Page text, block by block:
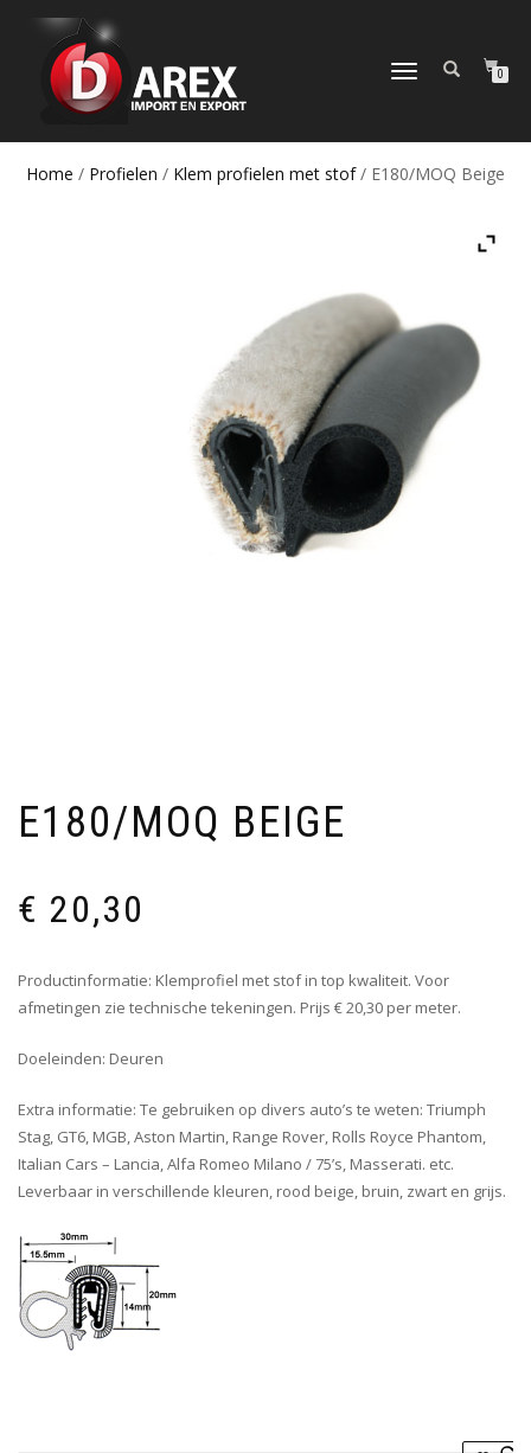
TOGGLE
0
Home / Profielen / Klem profielen met stof/ E180/MOQ Beige
E180/MOQ BEIGE
€ 20,30
Productinformatie: Klemprofiel met stof in top kwaliteit. Voor
afmetingen zie technische tekeningen. Prijs € 20,30 per meter.
Doeleinden: Deuren
Extra informatie: Te gebruiken op divers auto’s te weten: Triumph
Stag, GT6, MGB, Aston Martin, Range Rover, Rolls Royce Phantom,
Italian Cars – Lancia, Alfa Romeo Milano / 75’s, Masserati. etc.
Leverbaar in verschillende kleuren, rood beige, bruin, zwart en grijs.